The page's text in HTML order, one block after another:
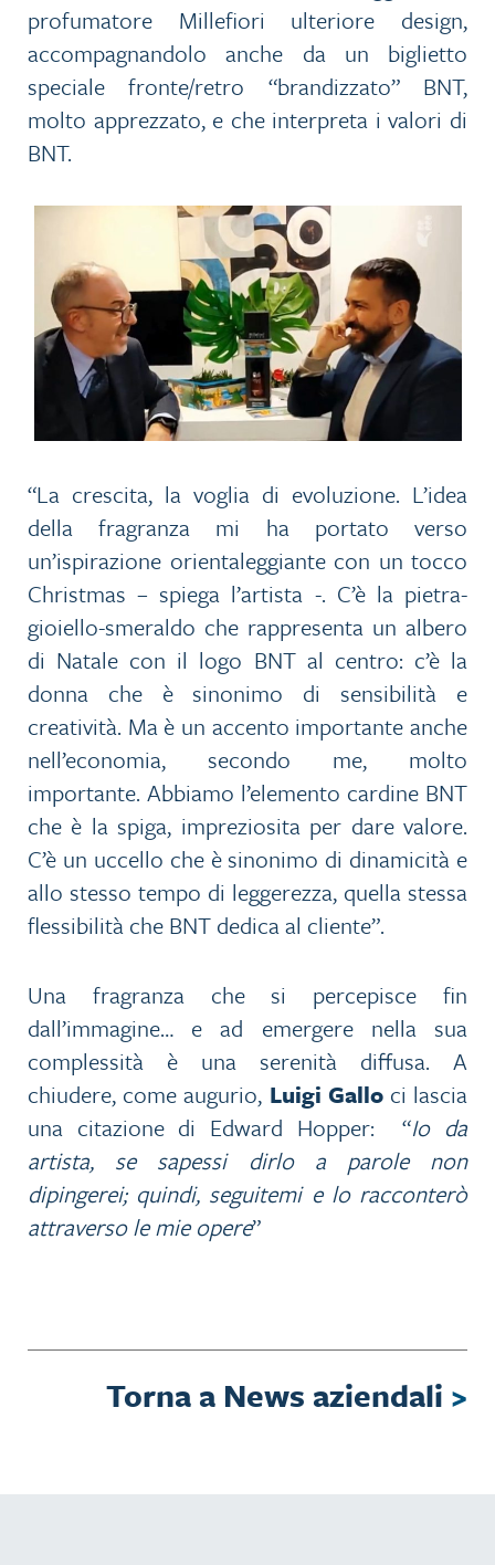
profumatore Millefiori ulteriore design,
accompagnandolo anche da un biglietto
speciale fronte/retro “brandizzato” BNT,
molto apprezzato, e che interpreta i valori di
BNT.
“La crescita, la voglia di evoluzione. L’idea
della fragranza mi ha portato verso
un’ispirazione orientaleggiante con un tocco
Christmas – spiega l’artista -. C’è la pietra-
gioiello-smeraldo che rappresenta un albero
di Natale con il logo BNT al centro: c’è la
donna che è sinonimo di sensibilità e
creatività. Ma è un accento importante anche
nell’economia, secondo me, molto
importante. Abbiamo l’elemento cardine BNT
che è la spiga, impreziosita per dare valore.
C’è un uccello che è sinonimo di dinamicità e
allo stesso tempo di leggerezza, quella stessa
flessibilità che BNT dedica al cliente”.
Una fragranza che si percepisce fin
dall’immagine… e ad emergere nella sua
complessità è una serenità diffusa. A
chiudere, come augurio, Luigi Galloci lascia
una citazione di Edward Hopper: “Io da
artista, se sapessi dirlo a parole non
dipingerei; quindi, seguitemi e lo racconterò
attraverso le mie opere”
Torna a News aziendali >